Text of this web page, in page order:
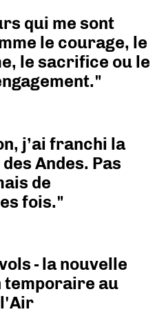
qui me sont
le courage, le
le sacrifice ou le
j’ai franchi la
Andes. Pas
de
fois."
- la nouvelle
temporaire au
l'Air